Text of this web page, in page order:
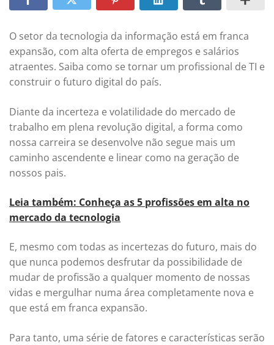
O setor da tecnologia da informação está em franca
expansão, com alta oferta de empregos e salários
atraentes. Saiba como se tornar um profissional de TI e
construir o futuro digital do país.
Diante da incerteza e volatilidade do mercado de
trabalho em plena revolução digital, a forma como
nossa carreira se desenvolve não segue mais um
caminho ascendente e linear como na geração de
nossos pais.
Leia também: Conheça as 5 profissões em alta no
mercado da tecnologia
E, mesmo com todas as incertezas do futuro, mais do
que nunca podemos desfrutar da possibilidade de
mudar de profissão a qualquer momento de nossas
vidas e mergulhar numa área completamente nova e
que está em franca expansão.
Para tanto, uma série de fatores e características serão